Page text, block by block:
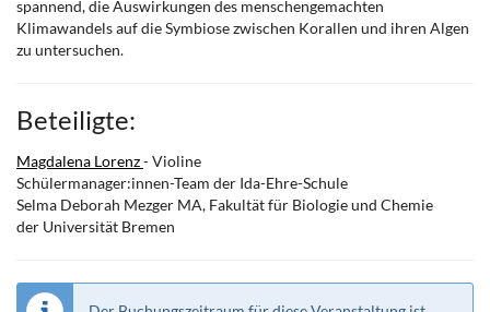
spannend, die Auswirkungen des menschengemachten
Klimawandels auf die Symbiose zwischen Korallen und ihren Algen
zu untersuchen.
Beteiligte:
Magdalena Lorenz- Violine
Schülermanager:innen-Team der Ida-Ehre-Schule
Selma Deborah Mezger MA, Fakultät für Biologie und Chemie
der Universität Bremen